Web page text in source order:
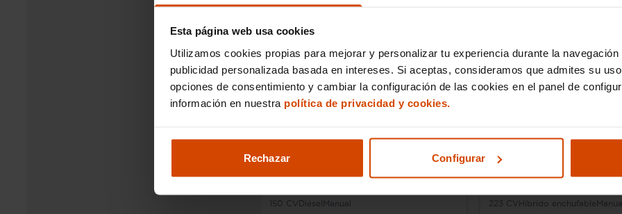
Esta página web usa cookies
Utilizamos cookies propias para mejorar y personalizar tu experiencia durante la
publicidad personalizada basada en intereses. Si aceptas, consideramos que admites su
opciones de consentimiento y cambiar la configuración de las cookies en el panel de
información en nuestra política de privacidad y cookies.
Rechazar Configurar
150 CV Diésel Manual
223 CV Híbrido enchufable Manual